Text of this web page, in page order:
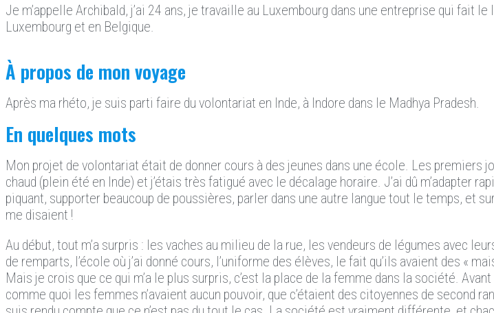
Je m’appelle Archibald, j’ai 24 ans, je travaille au Luxembourg dans une entreprise qui fait
Luxembourg et en Belgique.
À propos de mon voyage
Après ma rhéto, je suis parti faire du volontariat en Inde, à Indore dans le Madhya Pradesh.
En quelques mots
Mon projet de volontariat était de donner cours à des jeunes dans une école. Les premiers
chaud (plein été en Inde) et j’étais très fatigué avec le décalage horaire. J’ai dû m’adapter
piquant, supporter beaucoup de poussières, parler dans une autre langue tout le temps, et
me disaient !
Au début, tout m’a surpris : les vaches au milieu de la rue, les vendeurs de légumes avec
de remparts, l’école où j’ai donné cours, l’uniforme des élèves, le fait qu’ils avaient des «
Mais je crois que ce qui m’a le plus surpris, c’est la place de la femme dans la société.
comme quoi les femmes n’avaient aucun pouvoir, que c’étaient des citoyennes de second